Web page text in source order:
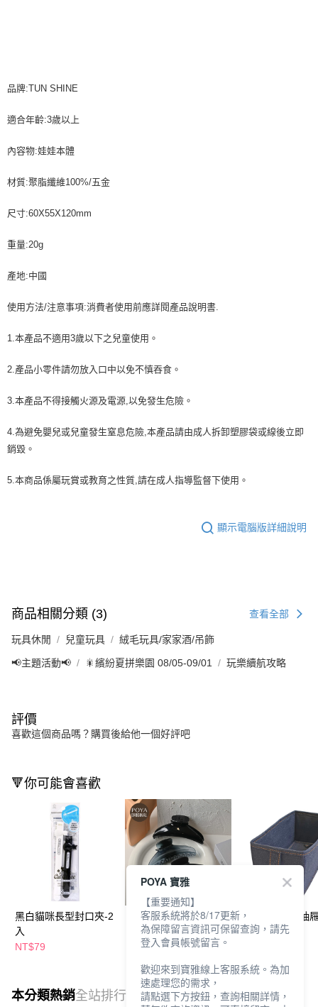
品牌:TUN SHINE
適合年齡:3歲以上
內容物:娃娃本體
材質:聚脂纖維100%/五金
尺寸:60X55X120mm
重量:20g
產地:中國
使用方法/注意事項:消費者使用前應詳閱產品說明書.
1.本產品不適用3歲以下之兒童使用。
2.產品小零件請勿放入口中以免不慎吞食。
3.本產品不得接觸火源及電源,以免發生危險。
4.為避免嬰兒或兒童發生窒息危險,本產品請由成人拆卸塑膠袋或線後立即
銷毀。
5.本商品係屬玩賞或教育之性質,請在成人指導監督下使用。
顯示電腦版詳細說明
商品相關分類 (3) 查看全部
玩具休閒 兒童玩具 絨毛玩具/家家酒/吊飾
📢主題活動📢 🎇繽紛夏拼樂園 08/05-09/01 玩樂續航攻略
評價
喜歡這個商品嗎？購買後給他一個好評吧
🔻你可能會喜歡
黑白貓咪長型封口夾-2
入
NT$79
POYA CHIC台製怪手
夾12cm-胖夾-多款任
NT$49
重磅丹寧掛架抽
12.5*28*12cm
本分類熱銷全站排行
POYA 寶雅
【重要通知】
客服系統將於8/17更新，
為保障留言資訊可保留查詢，請先
登入會員帳號留言。
歡迎來到寶雅線上客服系統。為加
速處理您的需求，
請點選下方按鈕，查詢相關詳情，